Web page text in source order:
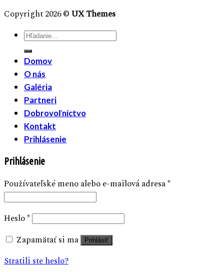
Copyright 2026 ©UX Themes
Domov
O nás
Galéria
Partneri
Dobrovoľníctvo
Kontakt
Prihlásenie
Prihlásenie
Používateľské meno alebo e-mailová adresa*
Heslo*
Zapamätať si ma
Prihlásiť
Stratili ste heslo?